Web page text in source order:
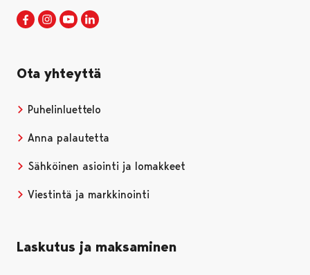
Porin kaupunki Facebookissa
Avautuu uudessa välilehdessä
Porin kaupunki Instagramissa
Avautuu uudessa välilehdessä
Porin kaupunki Youtubessa
Avautuu uudessa välilehdessä
Ota yhteyttä
Puhelinluettelo
Anna palautetta
Sähköinen asiointi ja lomakkeet
Viestintä ja markkinointi
Laskutus ja maksaminen